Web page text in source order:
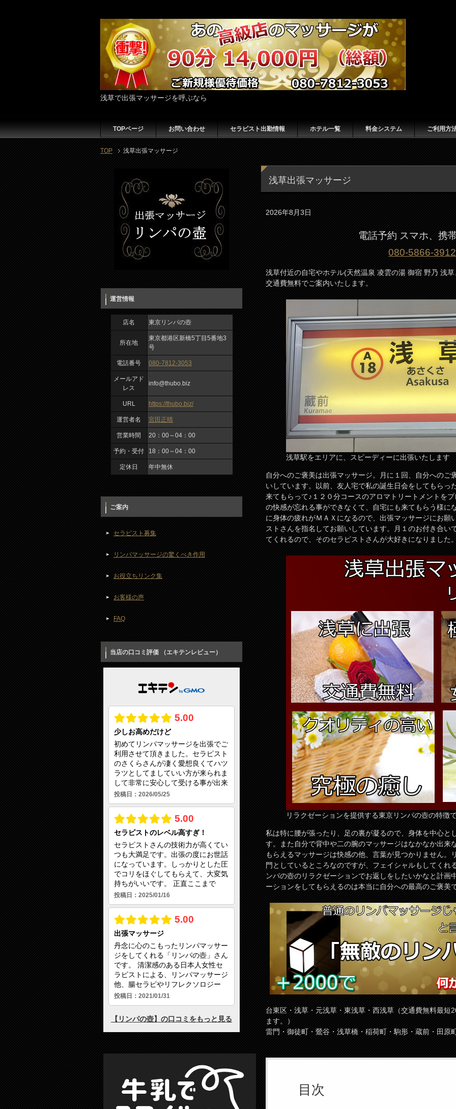
浅草で出張マッサージを呼ぶなら
TOPページ お問い合わせ セラピスト出勤情報 ホテル一覧 料金システム ご利用方
TOP 浅草出張マッサージ
浅草出張マッサージ
2026年8月3日
電話予約 スマホ、携
080-5866-3912
浅草付近の自宅やホテル(天然温泉 凌雲の湯 御宿 野乃 浅
交通費無料でご案内いたします。
浅草駅をエリアに、スピーディーに出張いたします
自分へのご褒美は出張マッサージ。月に１回、自分へのご
いしています。以前、友人宅で私の誕生日会をしてもらっ
来てもらって♪１２０分コースのアロマトリートメントを
の快感が忘れる事ができなくて、自宅にも来てもらう様に
に身体の疲れがＭＡＸになるので、出張マッサージにお願
ストさんを指名してお願いしています。月１のお付き合い
てくれるので、そのセラピストさんが大好きになりました
リラクゼーションを提供する東京リンパの壺の特徴
私は特に腰が張ったり、足の裏が凝るので、身体を中心と
す。また自分で背中や二の腕のマッサージはなかなか出来
もらえるマッサージは快感の他、言葉が見つかりません。
門としているところなのですが、フェイシャルもしてくれ
ンパの壺のリラクゼーションでお返しをしたいかなと計画
ーションをしてもらえるのは本当に自分への最高のご褒美
台東区・浅草・元浅草・東浅草・西浅草（交通費無料最短
ます。）
雷門・御徒町・鶯谷・浅草橋・稲荷町・駒形・蔵前・田原
目次
運営情報
店名 東京リンパの壺
所在地
東京都港区新橋5丁目5番地3
号
電話番号 080-7812-3053
メールアド
レス
info@thubo.biz
URL https://thubo.biz/
運営者名 宮田正晴
営業時間 20：00～04：00
予約・受付 18：00～04：00
定休日 年中無休
ご案内
セラピスト募集
リンパマッサージの驚くべき作用
お役立ちリンク集
お客様の声
FAQ
当店の口コミ評価 （エキテンレビュー）